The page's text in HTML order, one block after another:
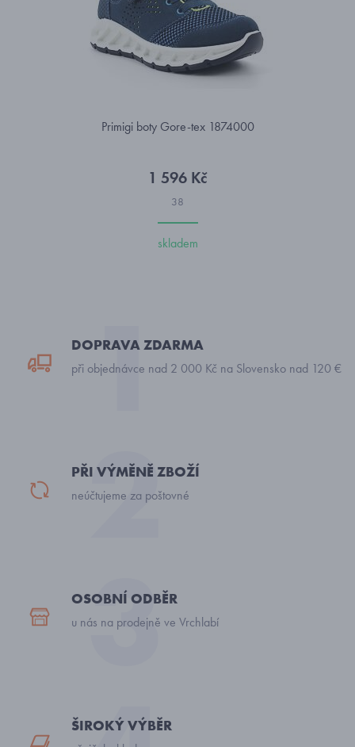
Primigi boty Gore-tex 1874000
1 596 Kč
38
skladem
DOPRAVA ZDARMA
při objednávce nad 2 000 Kč na Slovensko nad 120 €
PŘI VÝMĚNĚ ZBOŽÍ
neúčtujeme za poštovné
OSOBNÍ ODBĚR
u nás na prodejně ve Vrchlabí
ŠIROKÝ VÝBĚR